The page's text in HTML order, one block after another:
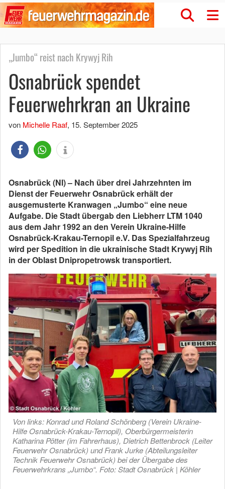
„Jumbo“ reist nach Krywyj Rih
Osnabrück spendet
Feuerwehrkran an Ukraine
von Michelle Raaf, 15. September 2025
Osnabrück (NI) – Nach über drei Jahrzehnten im
Dienst der Feuerwehr Osnabrück erhält der
ausgemusterte Kranwagen „Jumbo“ eine neue
Aufgabe. Die Stadt übergab den Liebherr LTM 1040
aus dem Jahr 1992 an den Verein Ukraine-Hilfe
Osnabrück-Krakau-Ternopil e.V. Das Spezialfahrzeug
wird per Spedition in die ukrainische Stadt Krywyj Rih
in der Oblast Dnipropetrowsk transportiert.
Von links: Konrad und Roland Schönberg (Verein Ukraine-
Hilfe Osnabrück-Krakau-Ternopil), Oberbürgermeisterin
Katharina Pötter (im Fahrerhaus), Dietrich Bettenbrock (Leiter
Feuerwehr Osnabrück) und Frank Jurke (Abteilungsleiter
Technik Feuerwehr Osnabrück) bei der Übergabe des
Feuerwehrkrans „Jumbo“. Foto: Stadt Osnabrück | Köhler